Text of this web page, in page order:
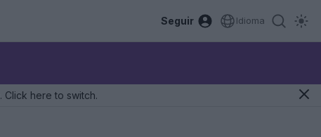
Seguir Idioma
Click here to switch.